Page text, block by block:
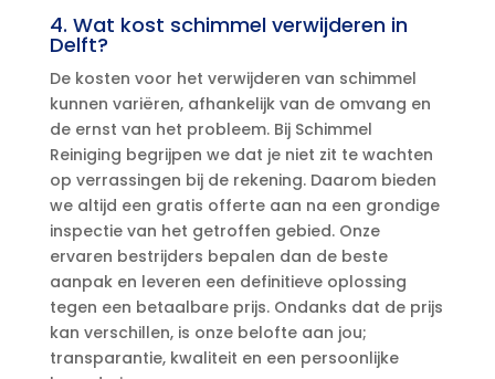
4.​ Wat kost schimmel verwijderen in
Delft?
De kosten voor het verwijderen van schimmel
kunnen variëren, afhankelijk van de omvang en
de ernst van het probleem.​ Bij Schimmel
Reiniging begrijpen we dat je niet zit te wachten
op verrassingen bij de rekening.​ Daarom bieden
we altijd een gratis offerte aan na een grondige
inspectie van het getroffen gebied.​ Onze
ervaren bestrijders bepalen dan de beste
aanpak en leveren een definitieve oplossing
tegen een betaalbare prijs.​ Ondanks dat de prijs
kan verschillen, is onze belofte aan jou;
transparantie, kwaliteit en een persoonlijke